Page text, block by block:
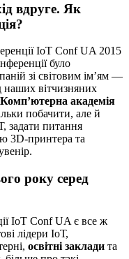
вдруге. Як
IoT Conf UA 2015
було
зі світовим ім’ям —
наших вітчизняних
академія
побачити, але й
задати питання
3D-принтера та
року серед
IoT Conf UA є все ж
лідери ІоТ,
освітні заклади та